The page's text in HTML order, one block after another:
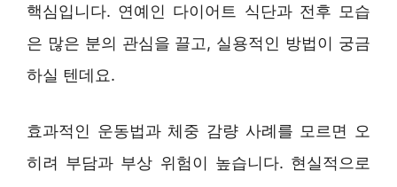
핵심입니다. 연예인 다이어트 식단과 전후 모습
은 많은 분의 관심을 끌고, 실용적인 방법이 궁금
하실 텐데요.
효과적인 운동법과 체중 감량 사례를 모르면 오
히려 부담과 부상 위험이 높습니다. 현실적으로